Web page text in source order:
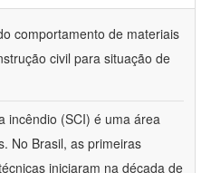
comportamento de materiais
civil para situação de
incêndio (SCI) é uma área
No Brasil, as primeiras
iniciaram na década de